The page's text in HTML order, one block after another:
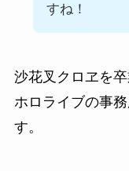
すね！
沙花叉クロヱを
ホロライブの事
す。